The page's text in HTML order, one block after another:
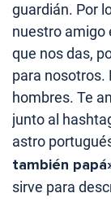
guardián. Por
nuestro amigo
que nos das,
para nosotros.
hombres. Te
junto al
astro
también
sirve para